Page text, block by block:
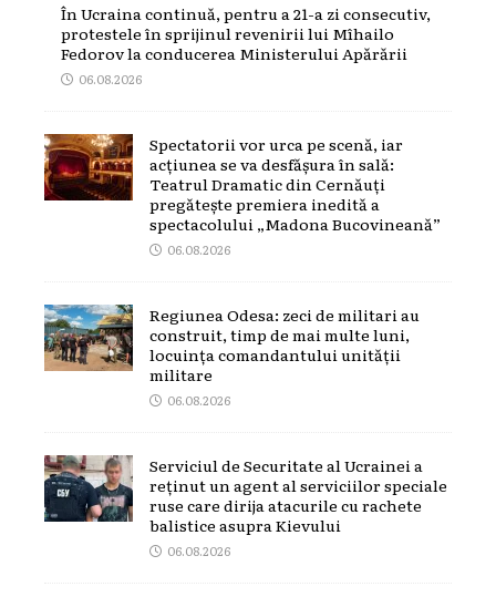
În Ucraina continuă, pentru a 21-a zi consecutiv,
protestele în sprijinul revenirii lui Mîhailo
Fedorov la conducerea Ministerului Apărării
06.08.2026
Spectatorii vor urca pe scenă, iar
acțiunea se va desfășura în sală:
Teatrul Dramatic din Cernăuți
pregătește premiera inedită a
spectacolului „Madona Bucovineană”
06.08.2026
Regiunea Odesa: zeci de militari au
construit, timp de mai multe luni,
locuința comandantului unității
militare
06.08.2026
Serviciul de Securitate al Ucrainei a
reținut un agent al serviciilor speciale
ruse care dirija atacurile cu rachete
balistice asupra Kievului
06.08.2026